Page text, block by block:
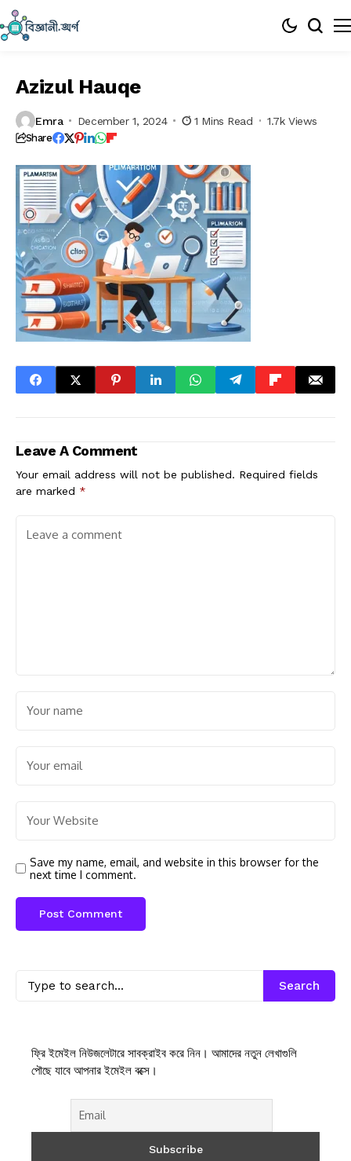
Azizul Hauqe
Emra December 1, 2024 1 Mins Read 1.7k Views
Share
Leave A Comment
Your email address will not be published. Required fields
are marked *
Save my name, email, and website in this browser for the
next time I comment.
Search
ফ্রি ইমেইল নিউজলেটারে সাবক্রাইব করে নিন। আমাদের নতুন লেখাগুলি
পৌছে যাবে আপনার ইমেইল বক্সে।